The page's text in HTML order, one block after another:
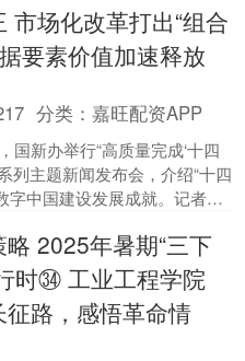
，石碣镇文化....
市场化改革打出“组合
要素价值加速释放
分类：嘉旺配资APP
国新办举行“高质量完成‘十四
列主题新闻发布会，介绍“十四
字中国建设发展成就。记者从
....2025年暑期“三下
时㉞ 工业工程学院
征路，感悟革命情